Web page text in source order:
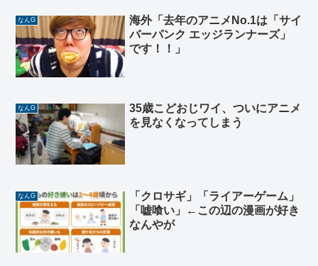
なんG
海外「去年のアニメNo.1は「サイ
バーパンク エッジランナーズ」
です！！」
なんG
35歳こどおじワイ、ついにアニメ
を見なくなってしまう
なんG
「クロサギ」「ライアーゲーム」
「嘘喰い」←この辺の漫画が好き
なんやが